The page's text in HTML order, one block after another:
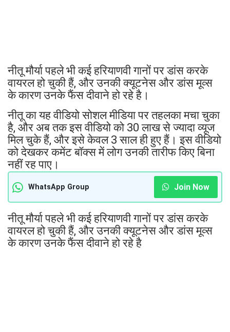
नीतू मौर्या पहले भी कई हरियाणवी गानों पर डांस करके
वायरल हो चुकी हैं, और उनकी क्यूटनेस और डांस मूव्स
के कारण उनके फैंस दीवाने हो रहे है।
नीतू का यह वीडियो सोशल मीडिया पर तहलका मचा चुका
है, और अब तक इस वीडियो को 30 लाख से ज्यादा व्यूज
मिल चुके हैं, और इसे केवल 3 साल ही हुए हैं। इस वीडियो
को देखकर कमेंट बॉक्स में लोग उनकी तारीफ किए बिना
नहीं रह पाए।
WhatsApp Group Join Now
नीतू मौर्या पहले भी कई हरियाणवी गानों पर डांस करके
वायरल हो चुकी हैं, और उनकी क्यूटनेस और डांस मूव्स
के कारण उनके फैंस दीवाने हो रहे है